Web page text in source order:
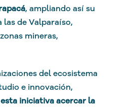
, ampliando así su
de Valparaíso,
mineras,
del ecosistema
e innovación,
iniciativa acercar la